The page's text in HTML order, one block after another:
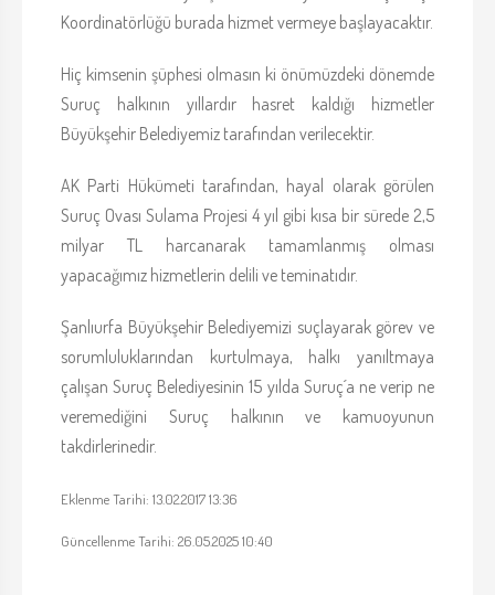
Koordinatörlüğü burada hizmet vermeye başlayacaktır.
Hiç kimsenin şüphesi olmasın ki önümüzdeki dönemde
Suruç halkının yıllardır hasret kaldığı hizmetler
Büyükşehir Belediyemiz tarafından verilecektir.
AK Parti Hükümeti tarafından, hayal olarak görülen
Suruç Ovası Sulama Projesi 4 yıl gibi kısa bir sürede 2,5
milyar TL harcanarak tamamlanmış olması
yapacağımız hizmetlerin delili ve teminatıdır.
Şanlıurfa Büyükşehir Belediyemizi suçlayarak görev ve
sorumluluklarından kurtulmaya, halkı yanıltmaya
çalışan Suruç Belediyesinin 15 yılda Suruç´a ne verip ne
veremediğini Suruç halkının ve kamuoyunun
takdirlerinedir.
Eklenme Tarihi: 13.02.2017 13:36
Güncellenme Tarihi: 26.05.2025 10:40